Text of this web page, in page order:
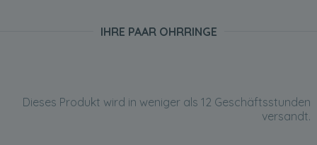
IHRE PAAR OHRRINGE
Dieses Produkt wird in weniger als 12 Geschäftsstunden
versandt.